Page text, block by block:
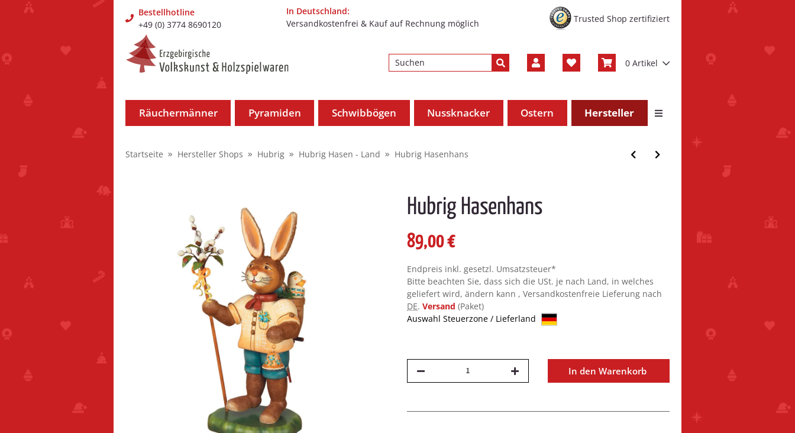
Bestellhotline
+49 (0) 3774 8690120
In Deutschland:
Versandkostenfrei & Kauf auf Rechnung möglich
Trusted Shop zertifiziert
0 Artikel
Räuchermänner Pyramiden Schwibbögen Nussknacker Ostern Hersteller
Startseite Hersteller Shops Hubrig Hubrig Hasen - Land Hubrig Hasenhans
Hubrig Hasenhans
89,00 €
Endpreis inkl. gesetzl. Umsatzsteuer*
Bitte beachten Sie, dass sich die USt. je nach Land, in welches
geliefert wird, ändern kann , Versandkostenfreie Lieferung nach
DE. Versand (Paket)
Auswahl Steuerzone / Lieferland
In den Warenkorb